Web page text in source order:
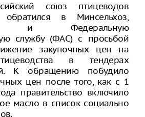
союз птицеводов
обратился в Минсельхоз,
и Федеральную
службу (ФАС) с просьбой
закупочных цен на
в тендерах
К обращению побудило
цен после того, как с 1
правительство включило
масло в список социально